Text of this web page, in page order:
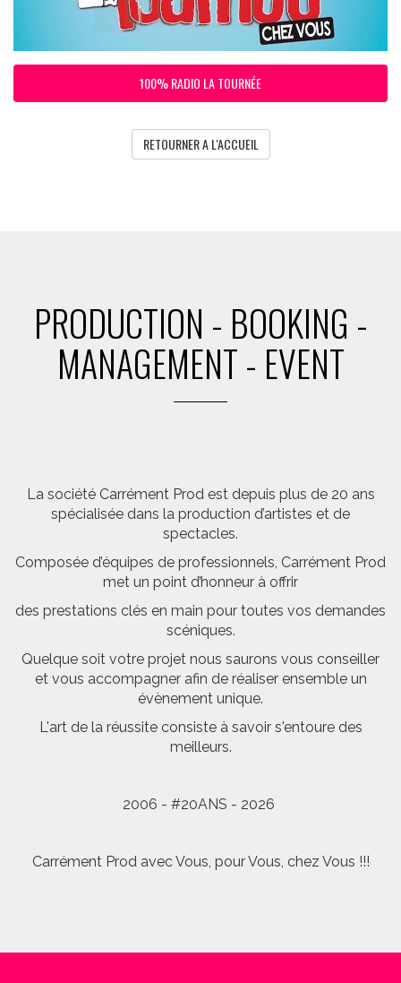
100% RADIO LA TOURNÉE
RETOURNER A L'ACCUEIL
PRODUCTION - BOOKING -
MANAGEMENT - EVENT
La société Carrément Prod est depuis plus de 20 ans
spécialisée dans la production d’artistes et de
spectacles.
Composée d’équipes de professionnels, Carrément Prod
met un point d’honneur à offrir
des prestations clés en main pour toutes vos demandes
scéniques.
Quelque soit votre projet nous saurons vous conseiller
et vous accompagner afin de réaliser ensemble un
évènement unique.
L'art de la réussite consiste à savoir s'entoure des
meilleurs.
2006 - #20ANS - 2026
Carrément Prod avec Vous, pour Vous, chez Vous !!!